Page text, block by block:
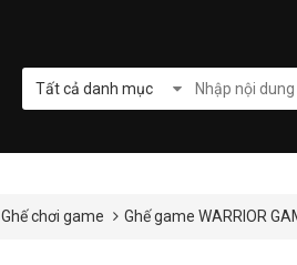
Tất cả danh mục
Ghế chơi game Ghế game WARRIOR